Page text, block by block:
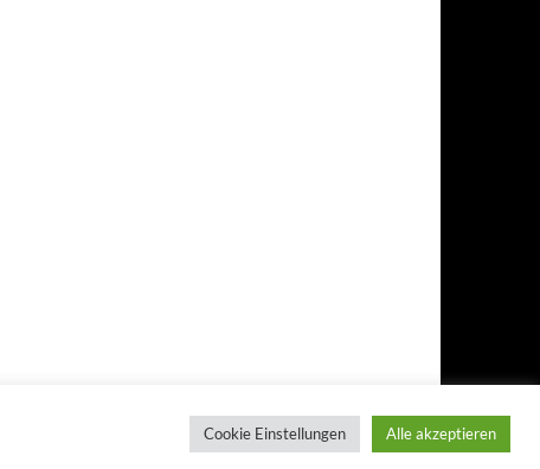
Cookie Einstellungen Alle akzeptieren